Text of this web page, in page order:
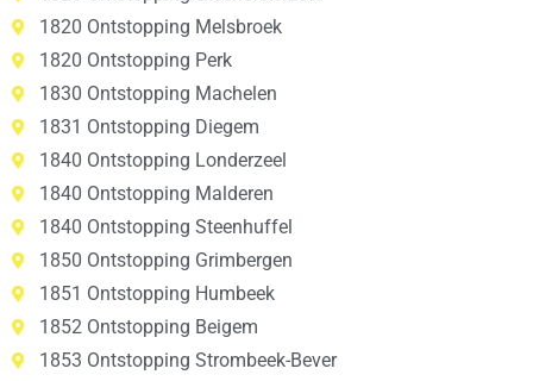
1820 Ontstopping Melsbroek
1820 Ontstopping Perk
1830 Ontstopping Machelen
1831 Ontstopping Diegem
1840 Ontstopping Londerzeel
1840 Ontstopping Malderen
1840 Ontstopping Steenhuffel
1850 Ontstopping Grimbergen
1851 Ontstopping Humbeek
1852 Ontstopping Beigem
1853 Ontstopping Strombeek-Bever